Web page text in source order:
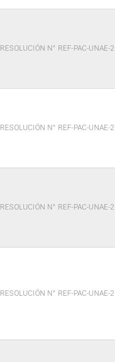
RESOLUCIÓN N° REF-PAC-UNAE-
RESOLUCIÓN N° REF-PAC-UNAE-
RESOLUCIÓN N° REF-PAC-UNAE-
RESOLUCIÓN N° REF-PAC-UNAE-